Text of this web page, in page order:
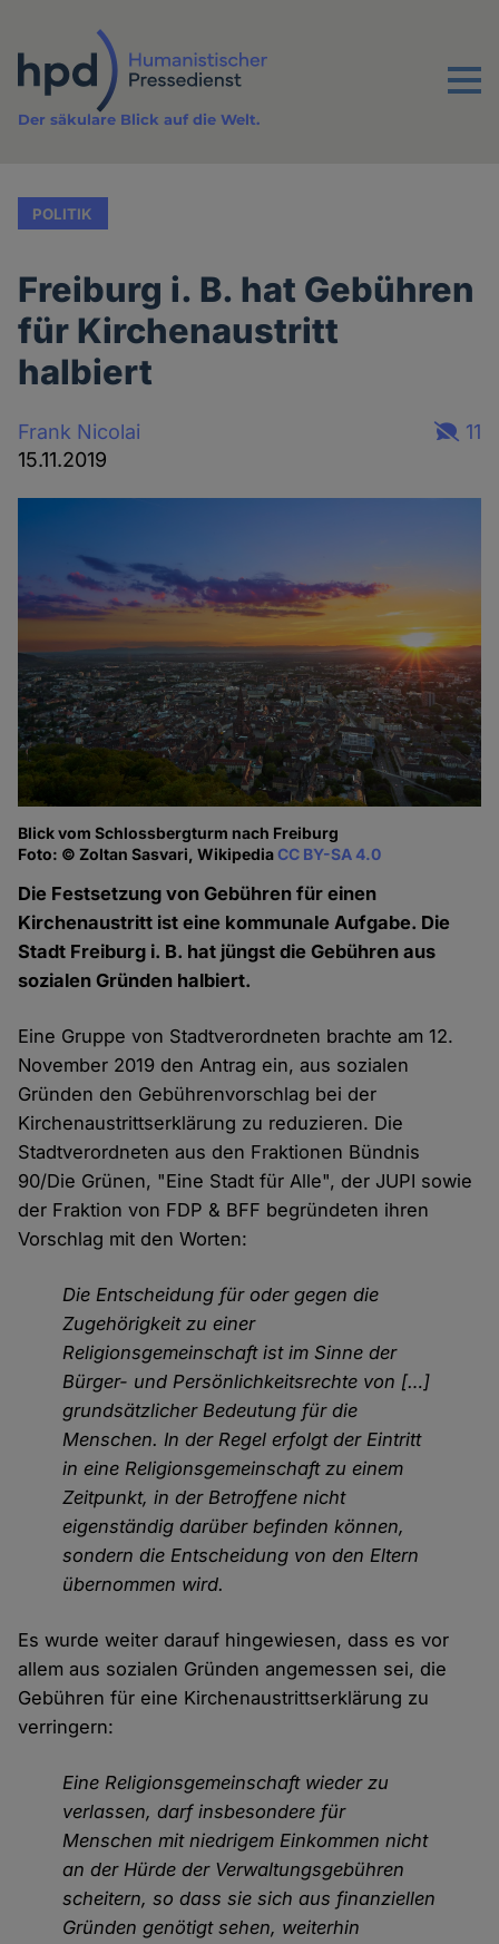
Inhalt
Menu
Der säkulare Blick auf die Welt.
POLITIK
Freiburg i. B. hat Gebühren
für Kirchenaustritt
halbiert
Frank Nicolai
15.11.2019
11
Blick vom Schlossbergturm nach Freiburg
Foto: © Zoltan Sasvari, WikipediaCC BY-SA 4.0
Die Festsetzung von Gebühren für einen
Kirchenaustritt ist eine kommunale Aufgabe. Die
Stadt Freiburg i. B. hat jüngst die Gebühren aus
sozialen Gründen halbiert.
Eine Gruppe von Stadtverordneten brachte am 12.
November 2019 den Antrag ein, aus sozialen
Gründen den Gebührenvorschlag bei der
Kirchenaustrittserklärung zu reduzieren. Die
Stadtverordneten aus den Fraktionen Bündnis
90/Die Grünen, "Eine Stadt für Alle", der JUPI sowie
der Fraktion von FDP & BFF begründeten ihren
Vorschlag mit den Worten:
Die Entscheidung für oder gegen die
Zugehörigkeit zu einer
Religionsgemeinschaft ist im Sinne der
Bürger- und Persönlichkeitsrechte von […]
grundsätzlicher Bedeutung für die
Menschen. In der Regel erfolgt der Eintritt
in eine Religionsgemeinschaft zu einem
Zeitpunkt, in der Betroffene nicht
eigenständig darüber befinden können,
sondern die Entscheidung von den Eltern
übernommen wird.
Es wurde weiter darauf hingewiesen, dass es vor
allem aus sozialen Gründen angemessen sei, die
Gebühren für eine Kirchenaustrittserklärung zu
verringern:
Eine Religionsgemeinschaft wieder zu
verlassen, darf insbesondere für
Menschen mit niedrigem Einkommen nicht
an der Hürde der Verwaltungsgebühren
scheitern, so dass sie sich aus finanziellen
Gründen genötigt sehen, weiterhin